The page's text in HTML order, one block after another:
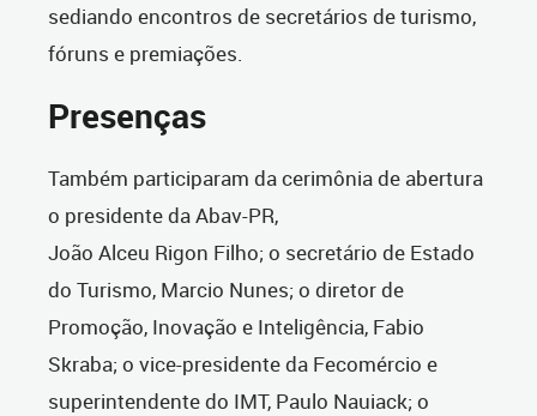
sediando encontros de secretários de turismo,
fóruns e premiações.
Presenças
Também participaram da cerimônia de abertura
o presidente da Abav-PR,
João Alceu Rigon Filho; o secretário de Estado
do Turismo, Marcio Nunes; o diretor de
Promoção, Inovação e Inteligência, Fabio
Skraba; o vice-presidente da Fecomércio e
superintendente do IMT, Paulo Nauiack; o